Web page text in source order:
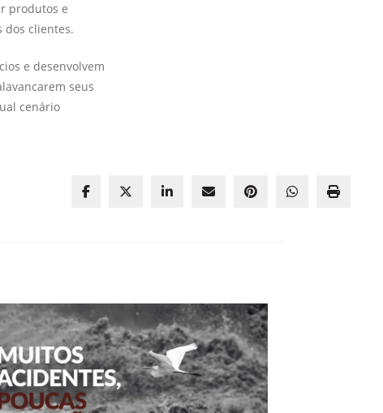
produtos e
dos clientes.
e desenvolvem
seus
cenário